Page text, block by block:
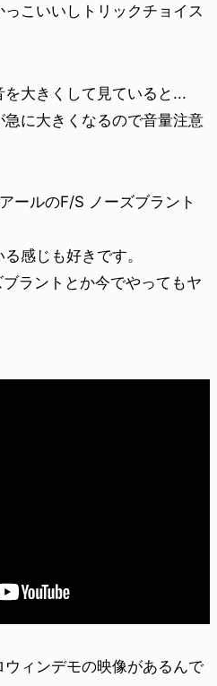
こいいしトリックチョイス
大きくして見ていると...
に大きくなるので音量注意
ールのF/S ノーズブラント
感じも好きです。
ラントとか今でやってもヤ
ウィンデモの映像があるんで